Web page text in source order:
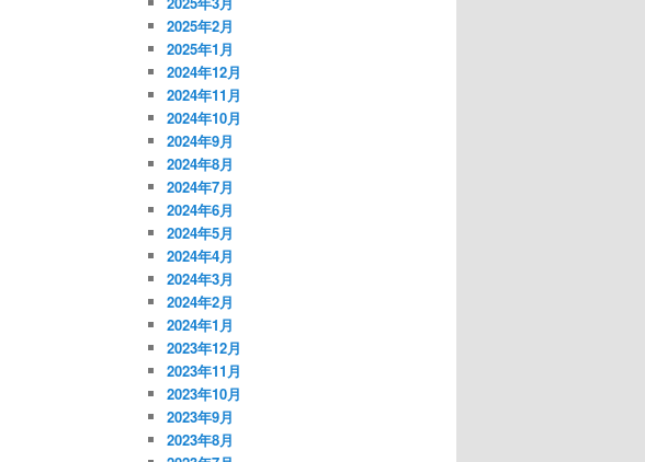
2025年2月
2025年1月
2024年12月
2024年11月
2024年10月
2024年9月
2024年8月
2024年7月
2024年6月
2024年5月
2024年4月
2024年3月
2024年2月
2024年1月
2023年12月
2023年11月
2023年10月
2023年9月
2023年8月